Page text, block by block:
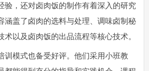
验，还对卤肉饭的制作有着深入的研究
涵盖了卤肉的选料与处理、调味卤制秘
术以及卤肉饭的出品流程等核心技术。
训模式也备受好评。他们采用小班教